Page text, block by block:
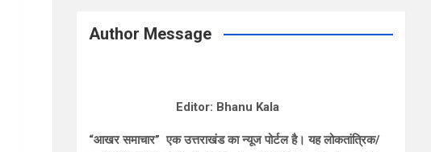
Author Message
Editor: Bhanu Kala
“आखर समाचार” एक उत्तराखंड का न्यूज पोर्टल है। यह लोकतांत्रिक/